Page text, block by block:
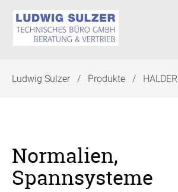
überspringen
Ludwig Sulzer Produkte HALDER
Normalien,
Spannsysteme